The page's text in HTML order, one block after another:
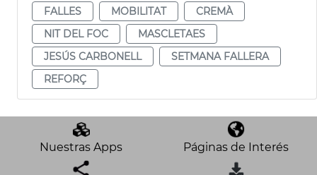
FALLES MOBILITAT
CREMÀ
NIT DEL FOC
MASCLETAES
JESÚS CARBONELL
SETMANA FALLERA
REFORÇ
Nuestras Apps Páginas de Interés